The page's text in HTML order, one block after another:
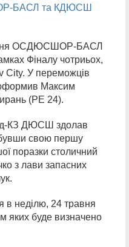
БАСЛ та КДЮСШ
дня ОСДЮСШОР-БАСЛ
Фіналу чотриьох,
У переможців
Максим
(РЕ 24).
КЗ ДЮСШ здолав
свою першу
поразки столичний
з лави запасних
в неділю, 24 травня
яких буде визначено